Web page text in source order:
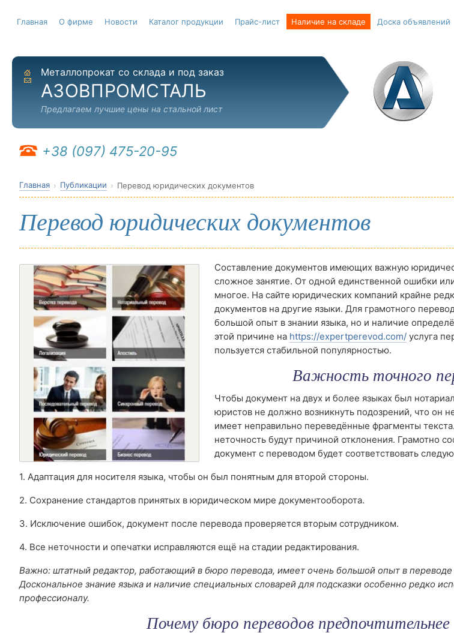
Главная О фирме Новости Каталог продукции Прайс-лист Наличие на складе Доска объявлений
На главную
Отправить письмо
Металлопрокат со склада и под заказ
АЗОВПРОМСТАЛЬ
Предлагаем лучшие цены на стальной лист
+38 (097) 475-20-95
Главная Публикации Перевод юридических документов
Перевод юридических документов
Составление документов имеющих важную
сложное занятие. От одной единственной ошибки
многое. На сайте юридических компаний крайне
документов на другие языки. Для грамотного
большой опыт в знании языка, но и наличие
этой причине на https://expertperevod.com/ услуга
пользуется стабильной популярностью.
Важность точного
Чтобы документ на двух и более языках был
юристов не должно возникнуть подозрений, что он
имеет неправильно переведённые фрагменты
неточность будут причиной отклонения. Грамотно
документ с переводом будет соответствовать
1. Адаптация для носителя языка, чтобы он был понятным для второй стороны.
2. Сохранение стандартов принятых в юридическом мире документооборота.
3. Исключение ошибок, документ после перевода проверяется вторым сотрудником.
4. Все неточности и опечатки исправляются ещё на стадии редактирования.
Важно: штатный редактор, работающий в бюро перевода, имеет очень большой опыт в
Доскональное знание языка и наличие специальных словарей для подсказки особенно редко
профессионалу.
Почему бюро переводов предпочтительнее